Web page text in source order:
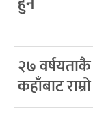
२७
कहाँबाट